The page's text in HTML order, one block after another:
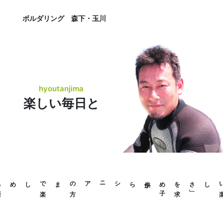
ボルダリング 森下・玉川
hyoutanjima
楽しい毎日と
」
を
求
め
子
供
か
らシニアの
方
まで
楽
しめる
新
しいライフスタイルを
提
案
し